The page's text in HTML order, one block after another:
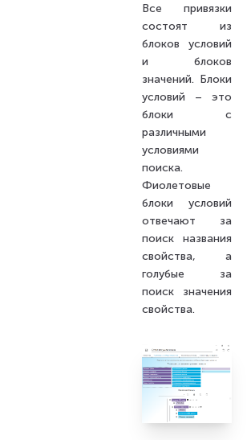
Все привязки
состоят из
блоков условий
и блоков
значений. Блоки
условий – это
блоки с
различными
условиями
поиска.
Фиолетовые
блоки условий
отвечают за
поиск названия
свойства, а
голубые за
поиск значения
свойства.